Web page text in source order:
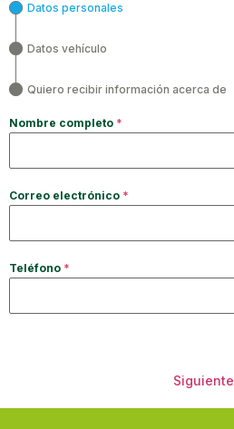
Datos personales
Datos vehículo
Quiero recibir información acerca de
Nombre completo *
Correo electrónico *
Teléfono *
Siguiente